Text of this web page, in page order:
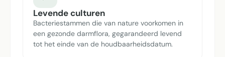
Levende culturen
Bacteriestammen die van nature voorkomen in
een gezonde darmflora, gegarandeerd levend
tot het einde van de houdbaarheidsdatum.